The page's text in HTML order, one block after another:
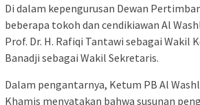
Di dalam kepengurusan Dewan
beberapa tokoh dan cendikiawan Al
Prof. Dr. H. Rafiqi Tantawi sebagai Wakil
Banadji sebagai Wakil Sekretaris.
Dalam pengantarnya, Ketum PB Al
Khamis menyatakan bahwa susunan